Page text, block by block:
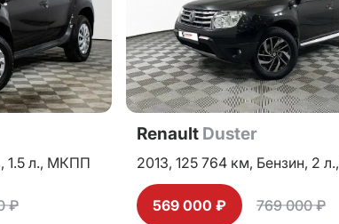
1.5 л., МКПП
₽
Renault Duster
2013, 125 764 км, Бензин, 2 л.,
569 000 ₽ 769 000 ₽